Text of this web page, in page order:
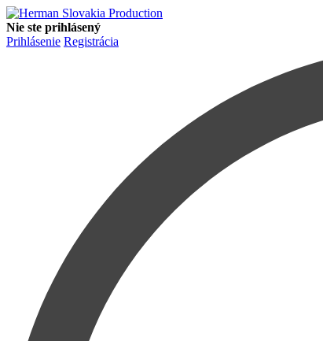
Nie ste prihlásený
Prihlásenie Registrácia